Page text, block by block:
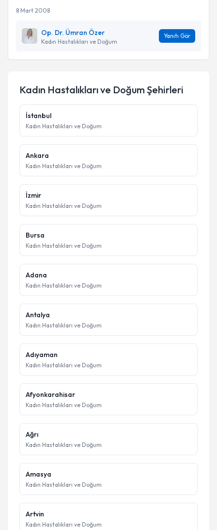
8 Mart 2008
Op. Dr. Ümran Özer
Kadın Hastalıkları ve Doğum
Yanıtı Gör
Kadın Hastalıkları ve Doğum Şehirleri
İstanbul
Kadın Hastalıkları ve Doğum
Ankara
Kadın Hastalıkları ve Doğum
İzmir
Kadın Hastalıkları ve Doğum
Bursa
Kadın Hastalıkları ve Doğum
Adana
Kadın Hastalıkları ve Doğum
Antalya
Kadın Hastalıkları ve Doğum
Adıyaman
Kadın Hastalıkları ve Doğum
Afyonkarahisar
Kadın Hastalıkları ve Doğum
Ağrı
Kadın Hastalıkları ve Doğum
Amasya
Kadın Hastalıkları ve Doğum
Artvin
Kadın Hastalıkları ve Doğum